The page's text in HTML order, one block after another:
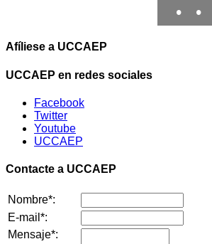
• •
Afíliese a UCCAEP
UCCAEP en redes sociales
Facebook
Twitter
Youtube
UCCAEP
Contacte a UCCAEP
Nombre*:
E-mail*:
Mensaje*: